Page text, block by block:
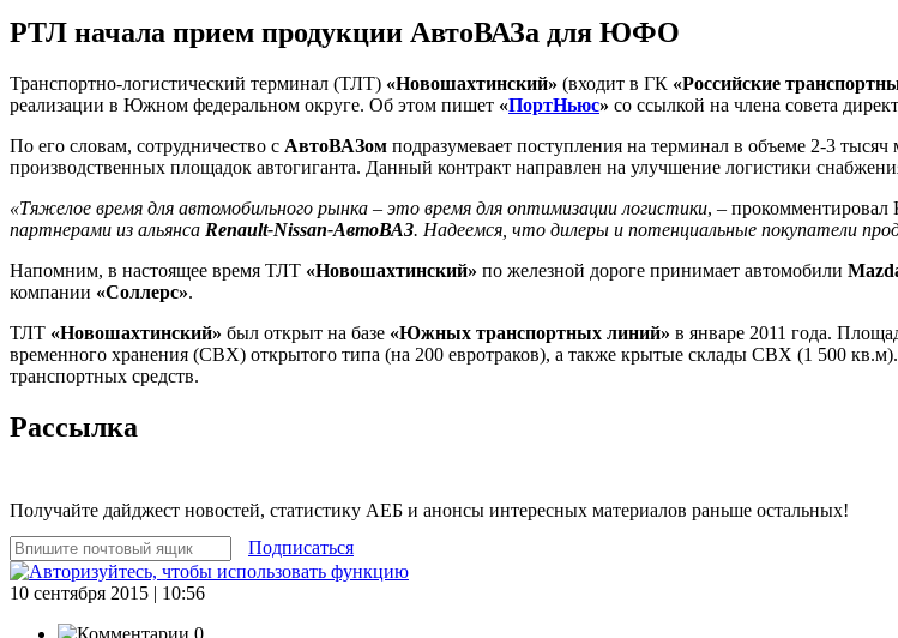
РТЛ начала прием продукции АвтоВАЗа для ЮФО
Транспортно-логистический терминал (ТЛТ) «Новошахтинский» (входит в ГК «Российские
реализации в Южном федеральном округе. Об этом пишет «ПортНьюс» со ссылкой на члена совета
По его словам, сотрудничество с АвтоВАЗом подразумевает поступления на терминал в объеме 2-3
производственных площадок автогиганта. Данный контракт направлен на улучшение логистики
«Тяжелое время для автомобильного рынка – это время для оптимизации логистики, – прокомментировал
партнерами из альянса Renault-Nissan-АвтоВАЗ. Надеемся, что дилеры и потенциальные покупатели
Напомним, в настоящее время ТЛТ «Новошахтинский» по железной дороге принимает автомобили
компании «Соллерс».
ТЛТ «Новошахтинский» был открыт на базе «Южных транспортных линий» в январе 2011 года.
временного хранения (СВХ) открытого типа (на 200 евротраков), а также крытые склады СВХ (1 500
транспортных средств.
Рассылка
Получайте дайджест новостей, статистику АЕБ и анонсы интересных материалов раньше остальных!
Подписаться
10 сентября 2015 | 10:56
0